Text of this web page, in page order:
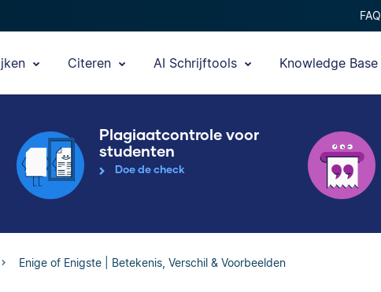
FAQ
Citeren AI Schrijftools Knowledge Base
Plagiaatcontrole voor
studenten
Doe de check
Enige of Enigste | Betekenis, Verschil & Voorbeelden